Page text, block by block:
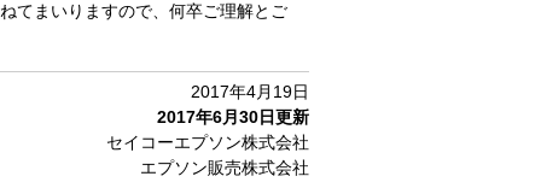
てまいりますので、何卒ご理解とご
2017年4月19日
2017年6月30日更新
セイコーエプソン株式会社
エプソン販売株式会社